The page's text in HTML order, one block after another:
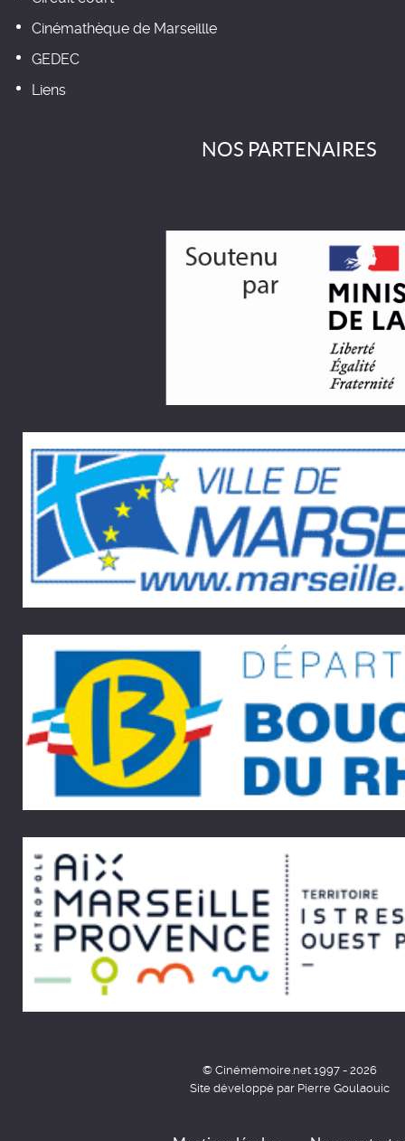
Cinémathèque de Marseillle
GEDEC
Liens
NOS PARTENAIRES
© Cinémémoire.net 1997 - 2026
Site développé par Pierre Goulaouic